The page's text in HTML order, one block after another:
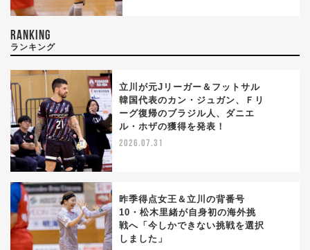
RANKING
ランキング
立川が元Jリーガー＆フットサル
韓国代表のカン・ジュガン、Ｆリ
ーグ復帰のブラジル人、ダニエ
ル・ホザの獲得を発表！
2026.07.31
昨季得点女王＆立川の背番号
10・松木里緒が自身初の海外挑
戦へ「今しかできない挑戦を選択
しました」